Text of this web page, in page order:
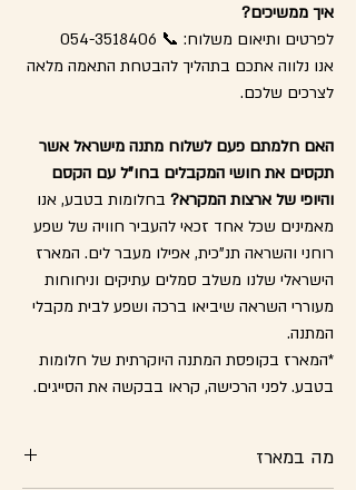
איך ממשיכים?
לפרטים ותיאום משלוח: 📞 054-3518406
אנו נלווה אתכם בתהליך להבטחת התאמה מלאה
לצרכים שלכם.
האם חלמתם פעם לשלוח מתנה מישראל אשר
תקסים את חושי המקבלים בחו"ל עם הקסם
והיופי של ארצות המקרא? בחלומות בטבע, אנו
מאמינים שכל אחד זכאי להעביר חוויה של שפע
רוחני והשראה תנ"כית, אפילו מעבר לים. המארז
הישראלי שלנו משלב סמלים עתיקים וניחוחות
מעוררי השראה שיביאו ברכה ושפע לבית מקבלי
המתנה.
*המארז בקופסת המתנה היוקרתית של חלומות
בטבע. לפני הרכישה, קראו בבקשה את הסייגים.
מה במארז